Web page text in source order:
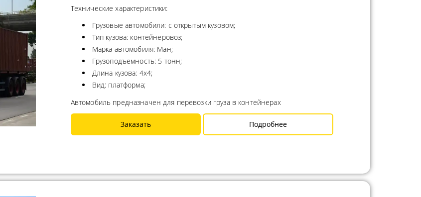
Технические характеристики:
Грузовые автомобили: с открытым кузовом;
Тип кузова: контейнеровоз;
Марка автомобиля: Ман;
Грузоподъемность: 5 тонн;
Длина кузова: 4x4;
Вид: платформа;
Автомобиль предназначен для перевозки груза в контейнерах
Заказать Подробнее